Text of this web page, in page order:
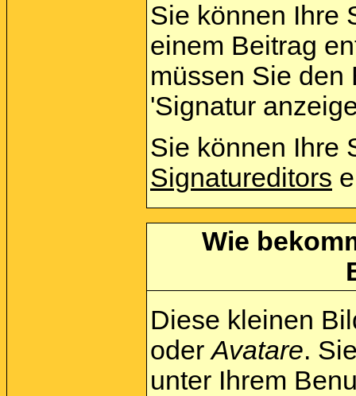
Sie können Ihre
einem Beitrag
müssen Sie den
'Signatur
Sie können Ihre
Signatureditors
Wie
Diese kleinen
oderAvatare.
unter Ihrem